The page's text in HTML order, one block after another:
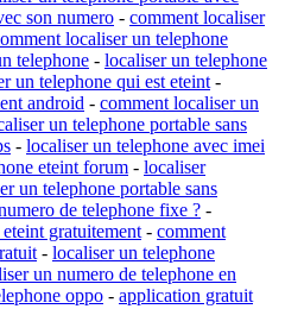
son numero - comment localiser
localiser un telephone
telephone - localiser un telephone
un telephone qui est eteint -
android - comment localiser un
un telephone portable sans
- localiser un telephone avec imei
eteint forum - localiser
un telephone portable sans
de telephone fixe ? -
gratuitement - comment
- localiser un telephone
un numero de telephone en
oppo - application gratuit